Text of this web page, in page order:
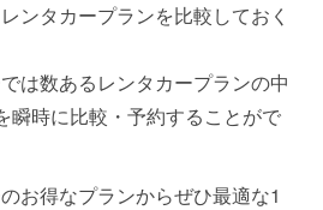
ンタカープランを比較しておく
は数あるレンタカープランの中
瞬時に比較・予約することがで
お得なプランからぜひ最適な1